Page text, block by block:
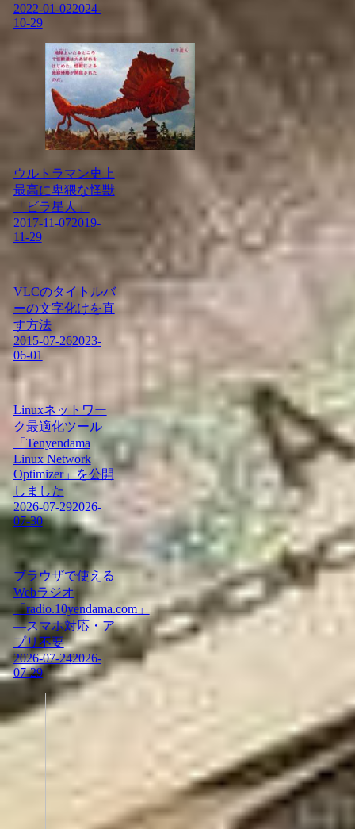
2022-01-022024-
10-29
ウルトラマン史上
最高に卑猥な怪獣
「ビラ星人」
2017-11-072019-
11-29
VLCのタイトルバ
ーの文字化けを直
す方法
2015-07-262023-
06-01
Linuxネットワー
ク最適化ツール
「Tenyendama
Linux Network
Optimizer」を公開
しました
2026-07-292026-
07-30
ブラウザで使える
Webラジオ
「radio.10yendama.com」
―スマホ対応・ア
プリ不要
2026-07-242026-
07-29